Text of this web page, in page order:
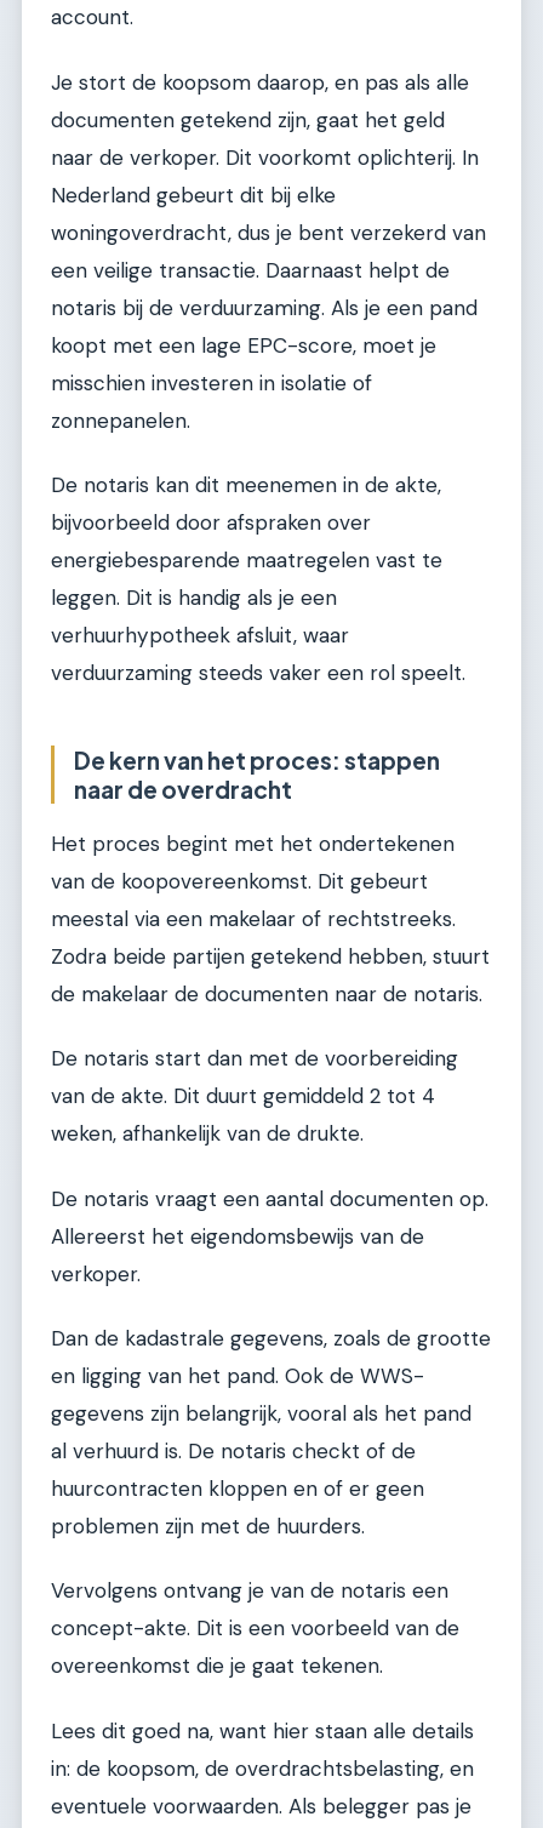
account.
Je stort de koopsom daarop, en pas als alle
documenten getekend zijn, gaat het geld
naar de verkoper. Dit voorkomt oplichterij. In
Nederland gebeurt dit bij elke
woningoverdracht, dus je bent verzekerd van
een veilige transactie. Daarnaast helpt de
notaris bij de verduurzaming. Als je een pand
koopt met een lage EPC-score, moet je
misschien investeren in isolatie of
zonnepanelen.
De notaris kan dit meenemen in de akte,
bijvoorbeeld door afspraken over
energiebesparende maatregelen vast te
leggen. Dit is handig als je een
verhuurhypotheek afsluit, waar
verduurzaming steeds vaker een rol speelt.
De kern van het proces: stappen
naar de overdracht
Het proces begint met het ondertekenen
van de koopovereenkomst. Dit gebeurt
meestal via een makelaar of rechtstreeks.
Zodra beide partijen getekend hebben, stuurt
de makelaar de documenten naar de notaris.
De notaris start dan met de voorbereiding
van de akte. Dit duurt gemiddeld 2 tot 4
weken, afhankelijk van de drukte.
De notaris vraagt een aantal documenten op.
Allereerst het eigendomsbewijs van de
verkoper.
Dan de kadastrale gegevens, zoals de grootte
en ligging van het pand. Ook de WWS-
gegevens zijn belangrijk, vooral als het pand
al verhuurd is. De notaris checkt of de
huurcontracten kloppen en of er geen
problemen zijn met de huurders.
Vervolgens ontvang je van de notaris een
concept-akte. Dit is een voorbeeld van de
overeenkomst die je gaat tekenen.
Lees dit goed na, want hier staan alle details
in: de koopsom, de overdrachtsbelasting, en
eventuele voorwaarden. Als belegger pas je